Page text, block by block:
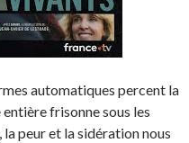
automatiques percent la
frisonne sous les
peur et la sidération nous